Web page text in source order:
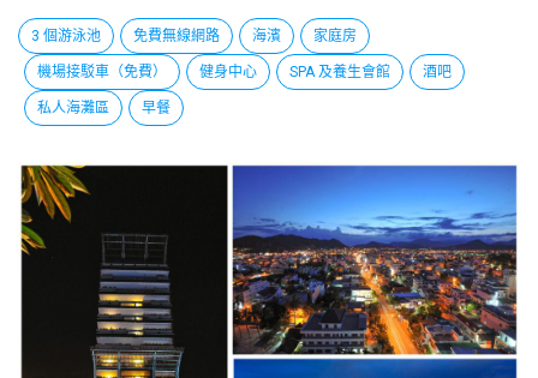
3 個游泳池 免費無線網路 海濱 家庭房
機場接駁車（免費） 健身中心 SPA 及養生會館 酒吧
私人海灘區 早餐